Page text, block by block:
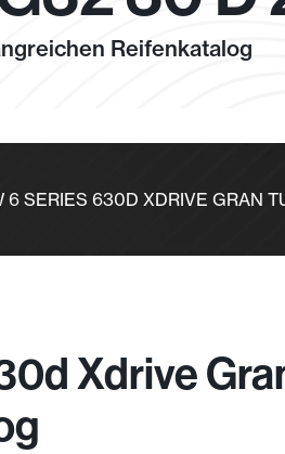
Reifenkatalog
SERIES 630D XDRIVE GRAN
Xdrive